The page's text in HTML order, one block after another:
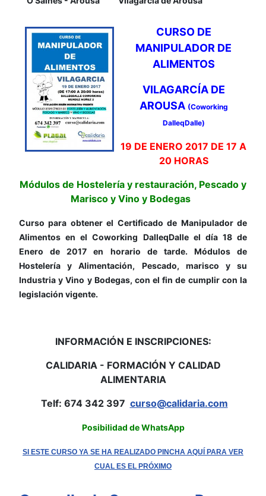
CURSO DE
MANIPULADOR DE
ALIMENTOS
VILAGARCÍA DE
AROUSA (Coworking
DalleqDalle)
19 DE ENERO 2017 DE 17 A
20 HORAS
Módulos de Hostelería y restauración, Pescado y
Marisco y Vino y Bodegas
Curso para obtener el Certificado de Manipulador de
Alimentos en el Coworking DalleqDalle el día 18 de
Enero de 2017 en horario de tarde. Módulos de
Hostelería y Alimentación, Pescado, marisco y su
Industria y Vino y Bodegas, con el fin de cumplir con la
legislación vigente.
INFORMACIÓN E INSCRIPCIONES:
CALIDARIA - FORMACIÓN Y CALIDAD
ALIMENTARIA
Telf: 674 342 397 curso@calidaria.com
Posibilidad de WhatsApp
SI ESTE CURSO YA SE HA REALIZADO PINCHA AQUÍ PARA VER
CUAL ES EL PRÓXIMO